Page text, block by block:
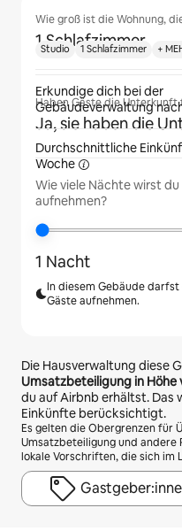
Wie groß ist die Wohnung,
1 Schlafzimmer
Haben Gäste die Unterkunft
Ja, sie haben die
Wie viele Nächte wirst
aufnehmen?
1 Nacht
In diesem Gebäude
Gäste aufnehmen.
Die Hausverwaltung diese
Umsatzbeteiligung in Höhe
du auf Airbnb erhältst. Das
Einkünfte berücksichtigt.
Es gelten die Obergrenzen für
Umsatzbeteiligung und andere
lokale Vorschriften, die sich im
Studio 1 Schlafzimmer +
Erkundige dich bei der
Gebäudeverwaltung
Durchschnittliche
Woche